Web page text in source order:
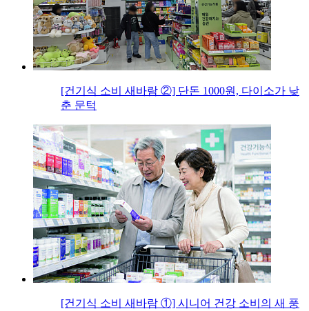
[건기식 소비 새바람 ②] 단돈 1000원, 다이소가 낮
춘 문턱
[건기식 소비 새바람 ①] 시니어 건강 소비의 새 풍